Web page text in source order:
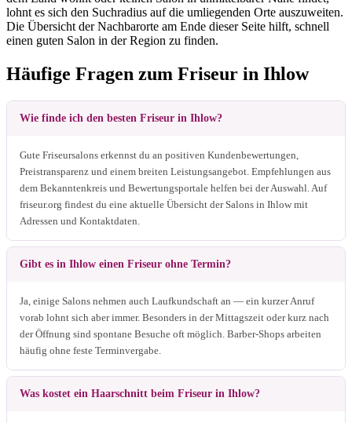
lohnt es sich den Suchradius auf die umliegenden Orte auszuweiten.
Die Übersicht der Nachbarorte am Ende dieser Seite hilft, schnell
einen guten Salon in der Region zu finden.
Häufige Fragen zum Friseur in Ihlow
Wie finde ich den besten Friseur in Ihlow?
Gute Friseursalons erkennst du an positiven Kundenbewertungen,
Preistransparenz und einem breiten Leistungsangebot. Empfehlungen aus
dem Bekanntenkreis und Bewertungsportale helfen bei der Auswahl. Auf
friseur.org findest du eine aktuelle Übersicht der Salons in Ihlow mit
Adressen und Kontaktdaten.
Gibt es in Ihlow einen Friseur ohne Termin?
Ja, einige Salons nehmen auch Laufkundschaft an — ein kurzer Anruf
vorab lohnt sich aber immer. Besonders in der Mittagszeit oder kurz nach
der Öffnung sind spontane Besuche oft möglich. Barber-Shops arbeiten
häufig ohne feste Terminvergabe.
Was kostet ein Haarschnitt beim Friseur in Ihlow?